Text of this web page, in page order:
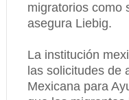
migratorios como
asegura Liebig.
La institución
las solicitudes de
Mexicana para